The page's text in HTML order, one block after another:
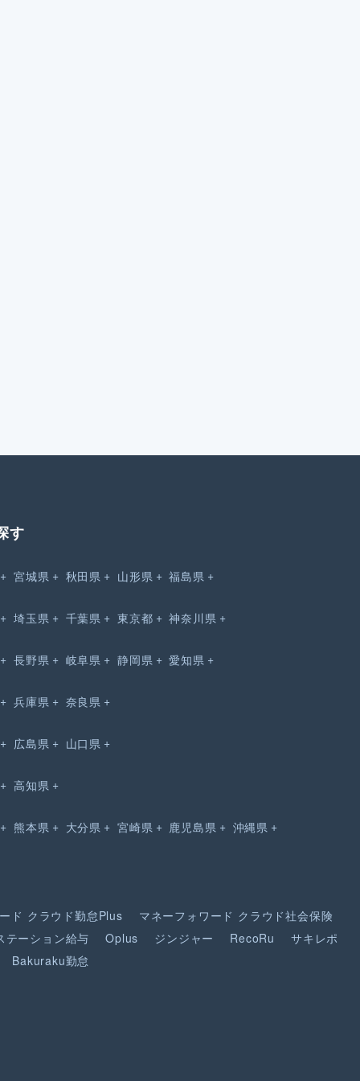
す
宮城県 秋田県 山形県 福島県
埼玉県 千葉県 東京都 神奈川県
長野県 岐阜県 静岡県 愛知県
兵庫県 奈良県
広島県 山口県
高知県
熊本県 大分県 宮崎県 鹿児島県 沖縄県
ド クラウド勤怠Plus マネーフォワード クラウド社会保険
テーション給与 Oplus ジンジャー RecoRu
サキレポ
Bakuraku勤怠